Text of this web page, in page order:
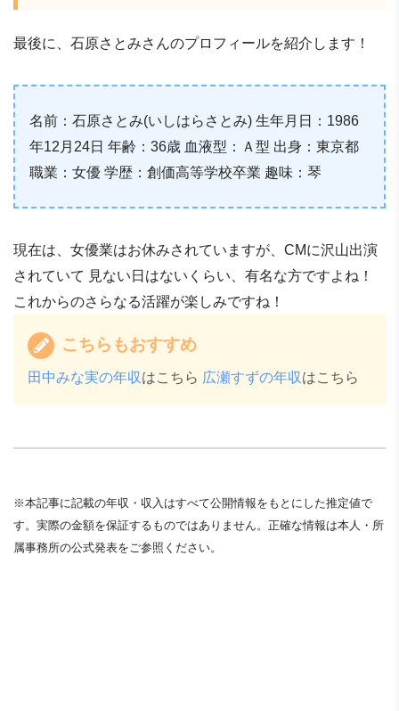
最後に、石原さとみさんのプロフィールを紹介します！
名前：石原さとみ(いしはらさとみ) 生年月日：1986
年12月24日 年齢：36歳 血液型：Ａ型 出身：東京都
職業：女優 学歴：創価高等学校卒業 趣味：琴
現在は、女優業はお休みされていますが、CMに沢山出演
されていて 見ない日はないくらい、有名な方ですよね！
これからのさらなる活躍が楽しみですね！
こちらもおすすめ
田中みな実の年収はこちら 広瀬すずの年収はこちら
※本記事に記載の年収・収入はすべて公開情報をもとにした推定値で
す。実際の金額を保証するものではありません。正確な情報は本人・所
属事務所の公式発表をご参照ください。